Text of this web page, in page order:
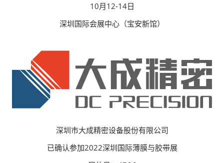
10月12-14日
深圳国际会展中心（宝安新馆）
深圳市大成精密设备股份有限公司
已确认参加2022深圳国际薄膜与胶带展